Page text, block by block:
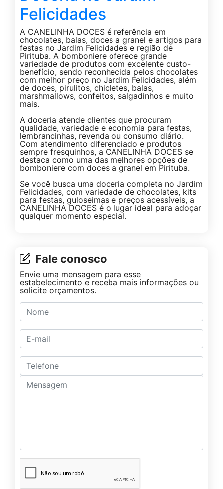
Felicidades
A CANELINHA DOCES é referência em
chocolates, balas, doces a granel e artigos para
festas no Jardim Felicidades e região de
Pirituba. A bomboniere oferece grande
variedade de produtos com excelente custo-
benefício, sendo reconhecida pelos chocolates
com melhor preço no Jardim Felicidades, além
de doces, pirulitos, chicletes, balas,
marshmallows, confeitos, salgadinhos e muito
mais.
A doceria atende clientes que procuram
qualidade, variedade e economia para festas,
lembrancinhas, revenda ou consumo diário.
Com atendimento diferenciado e produtos
sempre fresquinhos, a CANELINHA DOCES se
destaca como uma das melhores opções de
bomboniere com doces a granel em Pirituba.
Se você busca uma doceria completa no Jardim
Felicidades, com variedade de chocolates, kits
para festas, guloseimas e preços acessíveis, a
CANELINHA DOCES é o lugar ideal para adoçar
qualquer momento especial.
Fale conosco
Envie uma mensagem para esse
estabelecimento e receba mais informações ou
solicite orçamentos.